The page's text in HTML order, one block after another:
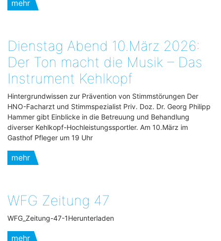
mehr
Dienstag Abend 10.März 2026:
Der Ton macht die Musik – Das
Instrument Kehlkopf
Hintergrundwissen zur Prävention von Stimmstörungen Der
HNO-Facharzt und Stimmspezialist Priv. Doz. Dr. Georg Philipp
Hammer gibt Einblicke in die Betreuung und Behandlung
diverser Kehlkopf-Hochleistungssportler. Am 10.März im
Gasthof Pfleger um 19 Uhr
mehr
WFG Zeitung 47
WFG_Zeitung-47-1Herunterladen
mehr